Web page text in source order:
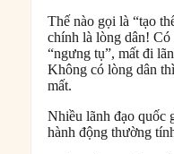
Thế nào gọi là “tạo
chính là lòng dân! Có
“ngưng tụ”, mất đi
Không có lòng dân
mất.
Nhiều lãnh đạo
hành động thường